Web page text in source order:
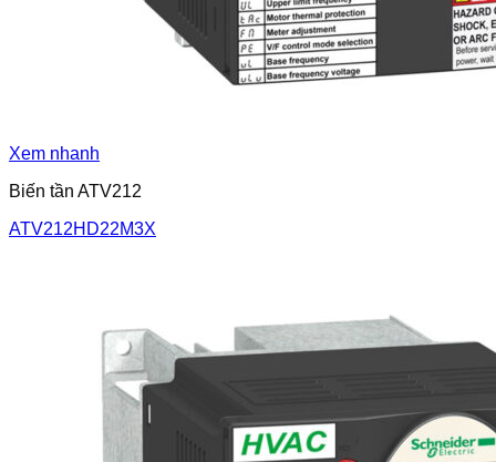
Xem nhanh
Biến tần ATV212
ATV212HD22M3X